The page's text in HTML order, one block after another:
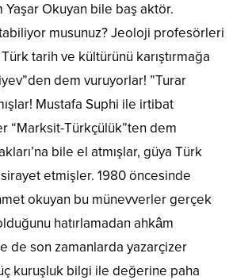
Yaşar Okuyan bile baş aktör.
musunuz? Jeoloji profesörleri
tarih ve kültürünü karıştırmağa
dem vuruyorlar! ”Turar
Mustafa Suphi ile irtibat
“Marksit-Türkçülük”ten dem
bile el atmışlar, güya Türk
etmişler. 1980 öncesinde
okuyan bu münevverler gerçek
hatırlamadan ahkâm
de son zamanlarda yazarçizer
üç kuruşluk bilgi ile değerine paha